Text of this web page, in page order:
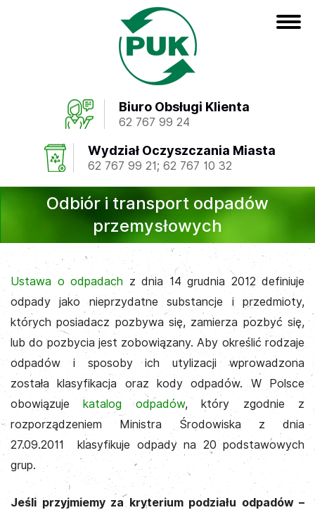
Biuro Obsługi Klienta
62 767 99 24
Wydział Oczyszczania Miasta
62 767 99 21; 62 767 10 32
Odbiór i transport odpadów
przemysłowych
Ustawa o odpadach z dnia 14 grudnia 2012 definiuje
odpady jako nieprzydatne substancje i przedmioty,
których posiadacz pozbywa się, zamierza pozbyć się,
lub do pozbycia jest zobowiązany. Aby określić rodzaje
odpadów i sposoby ich utylizacji wprowadzona
została klasyfikacja oraz kody odpadów. W Polsce
obowiązujekatalog odpadów, który zgodnie z
rozporządzeniem Ministra Środowiska z dnia
27.09.2011 klasyfikuje odpady na 20 podstawowych
grup.
Jeśli przyjmiemy za kryterium podziału odpadów –